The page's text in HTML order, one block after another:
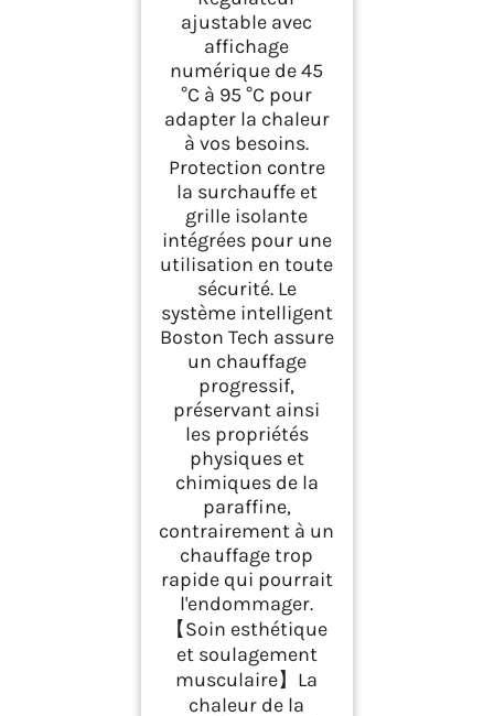
ajustable avec
affichage
numérique de 45
°C à 95 °C pour
adapter la chaleur
à vos besoins.
Protection contre
la surchauffe et
grille isolante
intégrées pour une
utilisation en toute
sécurité. Le
système intelligent
Boston Tech assure
un chauffage
progressif,
préservant ainsi
les propriétés
physiques et
chimiques de la
paraffine,
contrairement à un
chauffage trop
rapide qui pourrait
l'endommager.
【Soin esthétique
et soulagement
musculaire】La
chaleur de la